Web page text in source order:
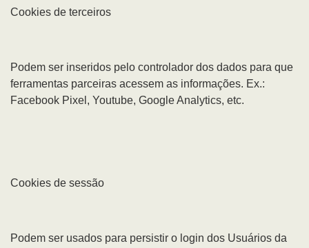
Cookies de terceiros
Podem ser inseridos pelo controlador dos dados para que
ferramentas parceiras acessem as informações. Ex.:
Facebook Pixel, Youtube, Google Analytics, etc.
Cookies de sessão
Podem ser usados para persistir o login dos Usuários da